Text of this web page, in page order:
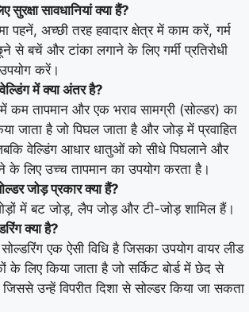
सुरक्षा सावधानियां क्या हैं?
पहनें, अच्छी तरह हवादार क्षेत्र में काम करें, गर्म
से बचें और टांका लगाने के लिए गर्मी प्रतिरोधी
करें।
में क्या अंतर है?
में कम तापमान और एक भराव सामग्री (सोल्डर) का
जाता है जो पिघल जाता है और जोड़ में प्रवाहित
वेल्डिंग आधार धातुओं को सीधे पिघलाने और
लिए उच्च तापमान का उपयोग करता है।
जोड़ प्रकार क्या हैं?
में बट जोड़, लैप जोड़ और टी-जोड़ शामिल हैं।
क्या है?
एक ऐसी विधि है जिसका उपयोग वायर लीड
के लिए किया जाता है जो सर्किट बोर्ड में छेद से
उन्हें विपरीत दिशा से सोल्डर किया जा सकता